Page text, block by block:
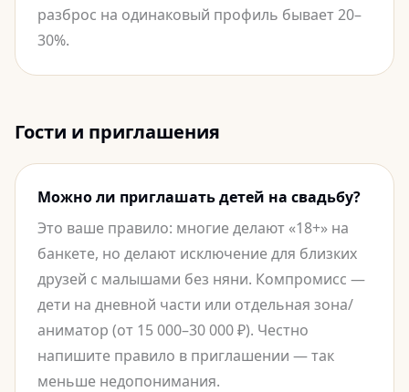
разброс на одинаковый профиль бывает 20–
30%.
Гости и приглашения
Можно ли приглашать детей на свадьбу?
Это ваше правило: многие делают «18+» на
банкете, но делают исключение для близких
друзей с малышами без няни. Компромисс —
дети на дневной части или отдельная зона/
аниматор (от 15 000–30 000 ₽). Честно
напишите правило в приглашении — так
меньше недопонимания.